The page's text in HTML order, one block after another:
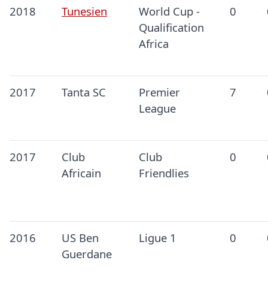
2018 Tunesien
World Cup -
Qualification
Africa
0
2017 Tanta SC
Premier
League
7
2017
Club
Africain
Club
Friendlies
0
2016
US Ben
Guerdane
Ligue 1 0